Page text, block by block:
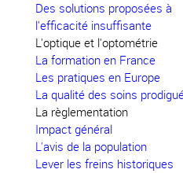
Des solutions proposées à
l'efficacité insuffisante
L'optique et l'optométrie
La formation en France
Les pratiques en Europe
La qualité des soins
La règlementation
Impact général
L'avis de la population
Lever les freins historiques